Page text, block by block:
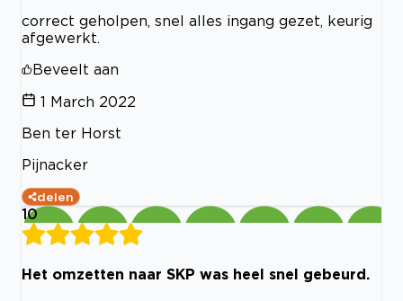
correct geholpen, snel alles ingang gezet, keurig
afgewerkt.
Beveelt aan
1 March 2022
Ben ter Horst
Pijnacker
delen
10
Het omzetten naar SKP was heel snel gebeurd.